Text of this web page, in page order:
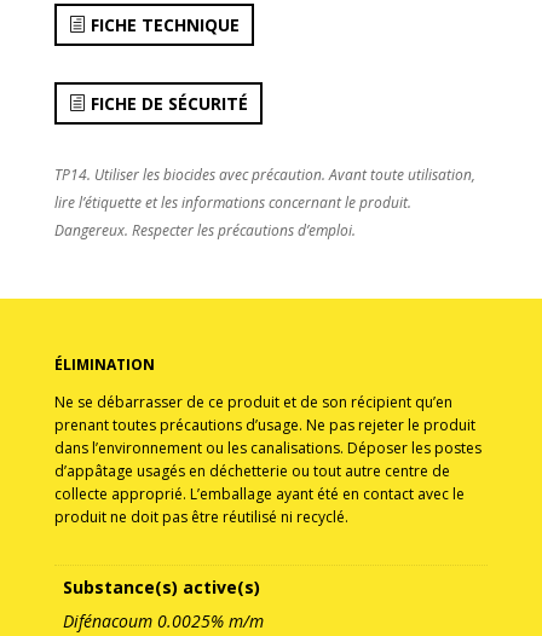
FICHE TECHNIQUE
FICHE DE SÉCURITÉ
TP14. Utiliser les biocides avec précaution. Avant toute utilisation,
lire l’étiquette et les informations concernant le produit.
Dangereux. Respecter les précautions d’emploi.
ÉLIMINATION
Ne se débarrasser de ce produit et de son récipient qu’en
prenant toutes précautions d’usage. Ne pas rejeter le produit
dans l’environnement ou les canalisations. Déposer les postes
d’appâtage usagés en déchetterie ou tout autre centre de
collecte approprié. L’emballage ayant été en contact avec le
produit ne doit pas être réutilisé ni recyclé.
Substance(s) active(s)
Difénacoum 0.0025% m/m